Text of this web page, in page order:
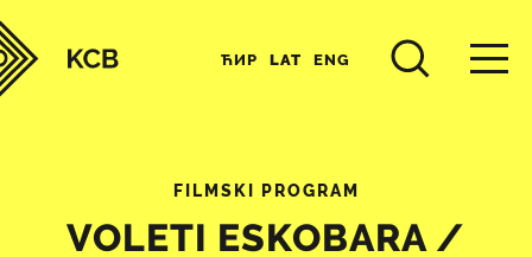
ЋИР LAT ENG
FILMSKI PROGRAM
VOLETI ESKOBARA /